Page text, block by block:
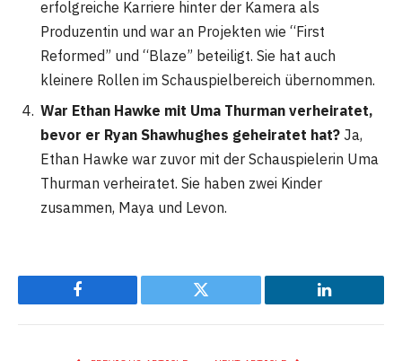
erfolgreiche Karriere hinter der Kamera als
Produzentin und war an Projekten wie “First
Reformed” und “Blaze” beteiligt. Sie hat auch
kleinere Rollen im Schauspielbereich übernommen.
War Ethan Hawke mit Uma Thurman verheiratet,
bevor er Ryan Shawhughes geheiratet hat? Ja,
Ethan Hawke war zuvor mit der Schauspielerin Uma
Thurman verheiratet. Sie haben zwei Kinder
zusammen, Maya und Levon.
Facebook Twitter LinkedIn